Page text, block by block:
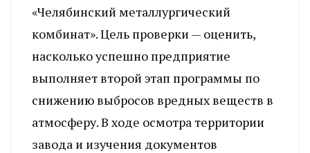
«Челябинский металлургический
комбинат». Цель проверки — оценить,
насколько успешно предприятие
выполняет второй этап программы по
снижению выбросов вредных веществ в
атмосферу. В ходе осмотра территории
завода и изучения документов